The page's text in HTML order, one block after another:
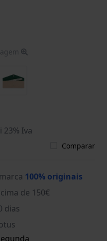
23% Iva
Comparar
100% originais
de 150€
dias